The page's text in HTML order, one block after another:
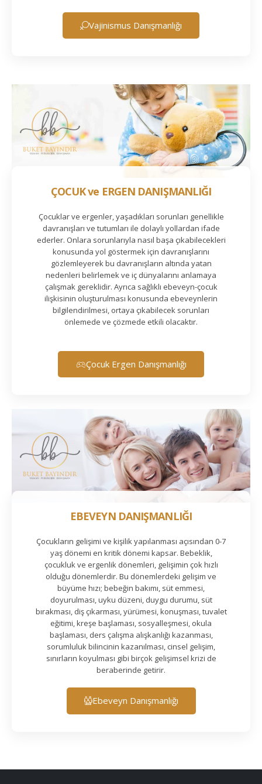
Vajinismus Danışmanlığı
ÇOCUK ve ERGEN DANIŞMANLIĞI
Çocuklar ve ergenler, yaşadıkları sorunları genellikle
davranışları ve tutumları ile dolaylı yollardan ifade
ederler. Onlara sorunlarıyla nasıl başa çıkabilecekleri
konusunda yol göstermek için davranışlarını
gözlemleyerek bu davranışların altında yatan
nedenleri belirlemek ve iç dünyalarını anlamaya
çalışmak gereklidir. Ayrıca sağlıklı ebeveyn-çocuk
ilişkisinin oluşturulması konusunda ebeveynlerin
bilgilendirilmesi, ortaya çıkabilecek sorunları
önlemede ve çözmede etkili olacaktır.
Çocuk Ergen Danışmanlığı
EBEVEYN DANIŞMANLIĞI
Çocukların gelişimi ve kişilik yapılanması açısından 0-7
yaş dönemi en kritik dönemi kapsar. Bebeklik,
çocukluk ve ergenlik dönemleri, gelişimin çok hızlı
olduğu dönemlerdir. Bu dönemlerdeki gelişim ve
büyüme hızı; bebeğin bakımı, süt emmesi,
doyurulması, uyku düzeni, duygu durumu, süt
bırakması, diş çıkarması, yürümesi, konuşması, tuvalet
eğitimi, kreşe başlaması, sosyalleşmesi, okula
başlaması, ders çalışma alışkanlığı kazanması,
sorumluluk bilincinin kazanılması, cinsel gelişim,
sınırların koyulması gibi birçok gelişimsel krizi de
beraberinde getirir.
Ebeveyn Danışmanlığı